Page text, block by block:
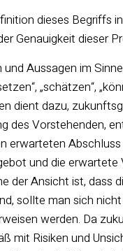
dieses Begriffs
Genauigkeit dieser
Aussagen im
„schätzen“,
dient dazu,
des Vorstehenden,
erwarteten
und die erwartete
der Ansicht ist, dass
sollte man sich
werden. Da
mit Risiken und